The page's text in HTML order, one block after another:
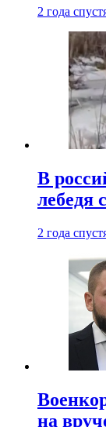
2 года
В
лебедя
2 года
на